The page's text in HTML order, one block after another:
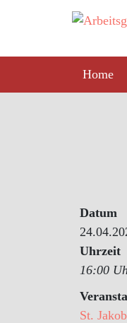
Home
Datum
Uhrzeit
16:00
St.